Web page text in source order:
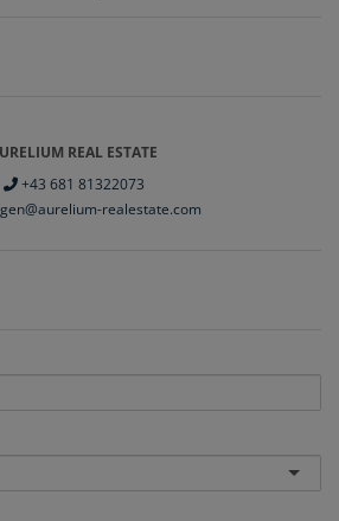
REAL ESTATE
+43 681 81322073
realestate.com